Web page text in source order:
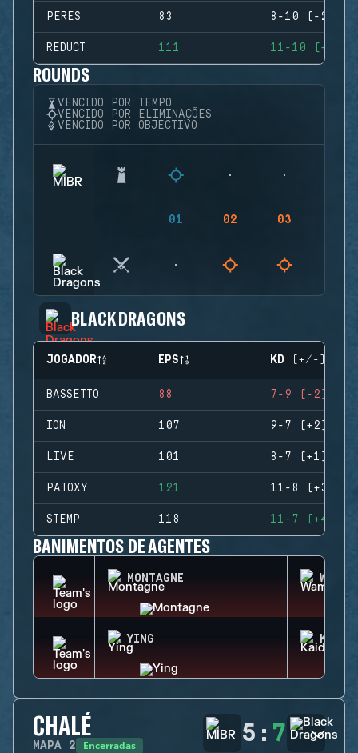
PERES 83 8-10 (-2)
REDUCT 111 11-10 (+1)
ROUNDS
VENCIDO POR TEMPO
VENCIDO POR ELIMINAÇÕES
VENCIDO POR OBJECTIVO
01 02 03
BLACK DRAGONS
JOGADOR EPS KD (+/-)
BASSETTO 88 7-9 (-2)
ION 107 9-7 (+2)
LIVE 101 8-7 (+1)
PATOXY 121 11-8 (+3)
STEMP 118 11-7 (+4)
BANIMENTOS DE AGENTES
MONTAGNE WAMAI
YING KAID
CHALÉ
MAPA 2 Encerradas 5 : 7